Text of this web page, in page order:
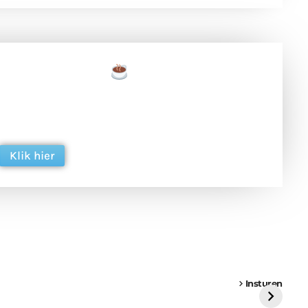
Klik hier
Insturen